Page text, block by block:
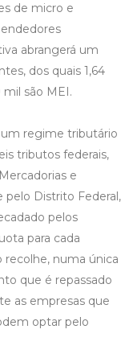
de micro e
abrangerá um
dos quais 1,64
são MEI.
um regime tributário
tributos federais,
e
pelo Distrito Federal,
pelos
para cada
numa única
que é repassado
as empresas que
optar pelo